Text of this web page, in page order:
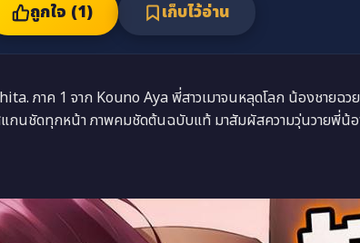
ถูกใจ (1) เก็บไว้อ่าน
ภาค 1 จาก Kouno Aya พี่สาวเมาจนหลุดโลก น้องชายฉว
นชัดทุกหน้า ภาพคมชัดต้นฉบับแท้ มาสัมผัสความวุ่นวายพี่น้อ